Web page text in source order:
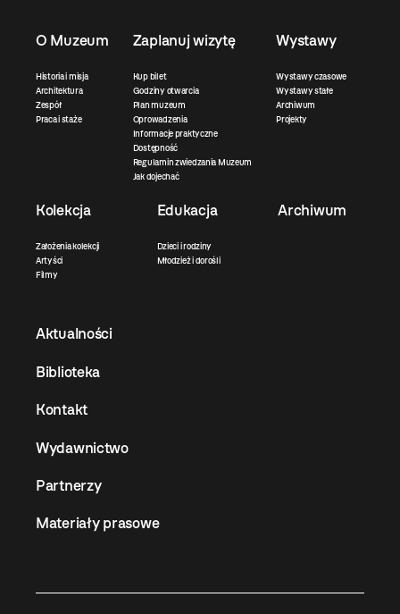
O Muzeum
Historia i misja
Architektura
Zespół
Praca i staże
Zaplanuj wizytę
Kup bilet
Godziny otwarcia
Plan muzeum
Oprowadzenia
Informacje praktyczne
Dostępność
Regulamin zwiedzania Muzeum
Jak dojechać
Wystawy
Wystawy czasowe
Wystawy stałe
Archiwum
Projekty
Kolekcja
Założenia kolekcji
Artyści
Filmy
Edukacja
Dzieci i rodziny
Młodzież i dorośli
Archiwum
Aktualności
Biblioteka
Kontakt
Wydawnictwo
Partnerzy
Materiały prasowe